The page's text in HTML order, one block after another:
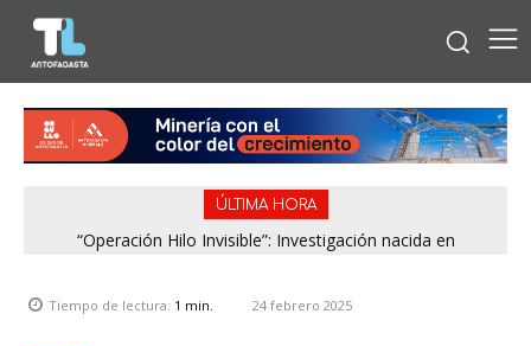
ÚLTIMA HORA
“Operación Hilo Invisible”: Investigación nacida en
Tiempo de lectura: 1 min. 24 febrero 2025